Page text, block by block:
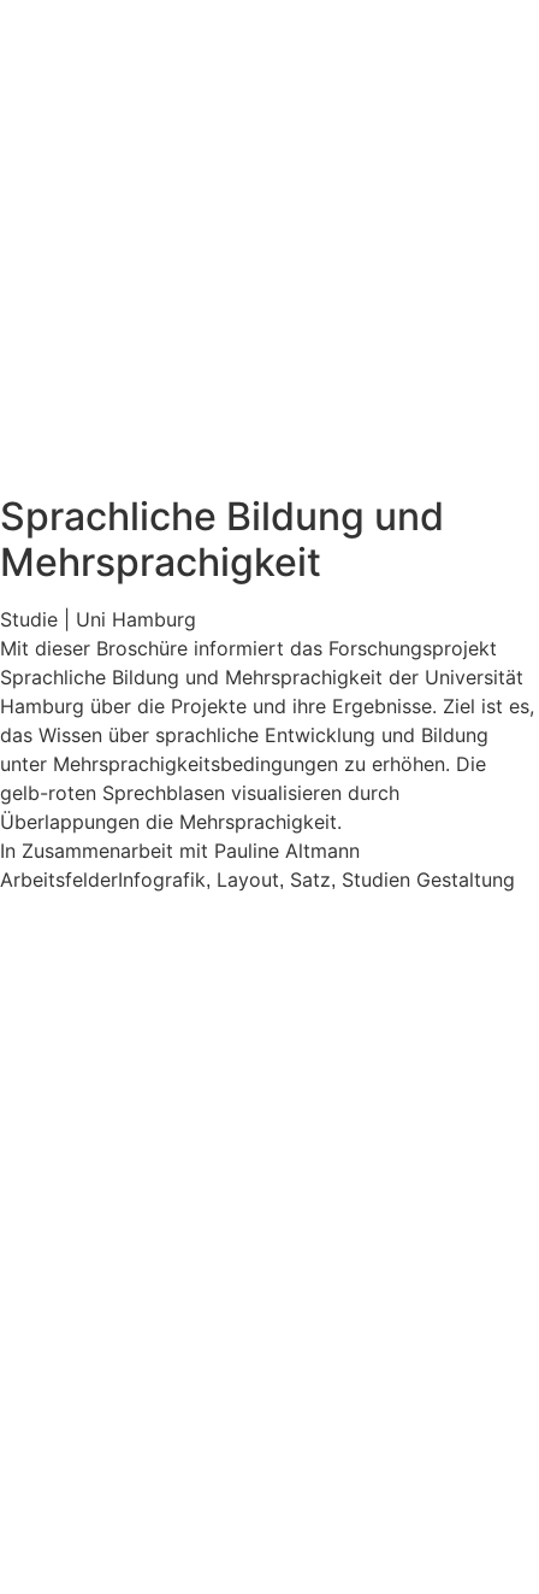
Sprachliche Bildung und
Mehrsprachigkeit
Studie | Uni Hamburg
Mit dieser Broschüre informiert das Forschungsprojekt
Sprachliche Bildung und Mehrsprachigkeit der Universität
Hamburg über die Projekte und ihre Ergebnisse. Ziel ist es,
das Wissen über sprachliche Entwicklung und Bildung
unter Mehrsprachigkeitsbedingungen zu erhöhen. Die
gelb-roten Sprechblasen visualisieren durch
Überlappungen die Mehrsprachigkeit.
In Zusammenarbeit mit Pauline Altmann
ArbeitsfelderInfografik, Layout, Satz, Studien Gestaltung